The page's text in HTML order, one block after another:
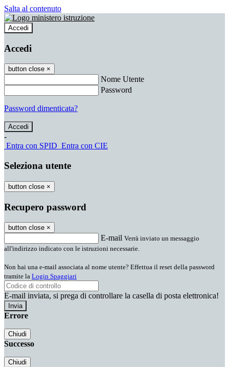
Salta al contenuto
Accedi
Accedi
button close ×
Nome Utente
Password
Password dimenticata?
-
Entra con SPID Entra con CIE
Seleziona utente
button close ×
Recupero password
button close ×
E-mail Verrà inviato un messaggio
all'indirizzo indicato con le istruzioni necessarie.
Non hai una e-mail associata al nome utente? Effettua il reset della password
tramite la Login Spaggiari
E-mail inviata, si prega di controllare la casella di posta elettronica!
Errore
Chiudi
Successo
Chiudi